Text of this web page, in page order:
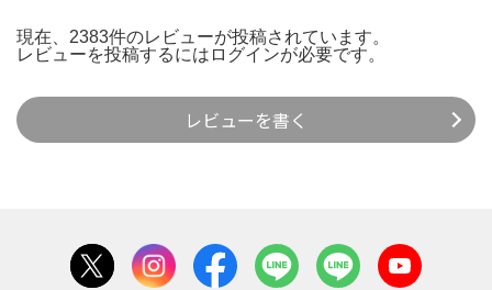
現在、2383件のレビューが投稿されています。
レビューを投稿するには ログインが必要です。
レビューを書く